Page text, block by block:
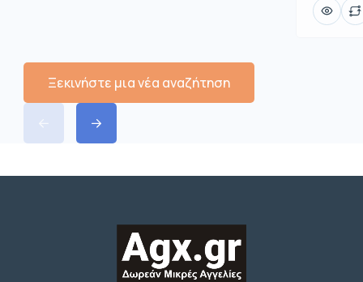
Ξεκινήστε μια νέα αναζήτηση